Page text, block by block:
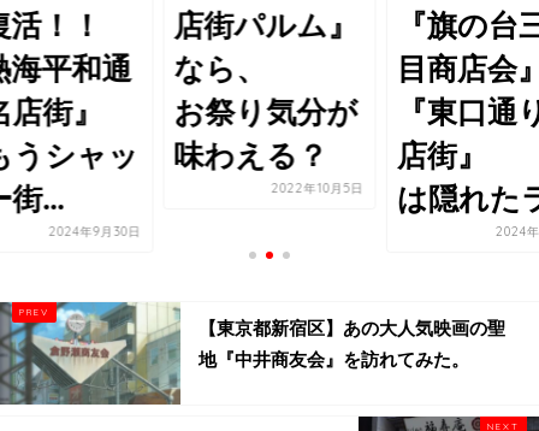
活！！
海平和通
街』
うシャッ
街...
2024年9月30日
店街パルム』
なら、
お祭り気分が
味わえる？
2022年10月5日
『旗の台
目商店会
『東口通
店街』
は隠れた
2024
【東京都新宿区】あの大人気映画の聖
地『中井商友会』を訪れてみた。